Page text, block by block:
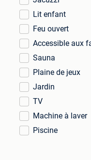
Lit enfant
Feu ouvert
Accessible aux
Sauna
Plaine de jeux
Jardin
TV
Machine à laver
Piscine